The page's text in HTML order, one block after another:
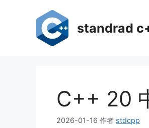
standrad
C++ 20
2026-01-16 作者 stdcpp